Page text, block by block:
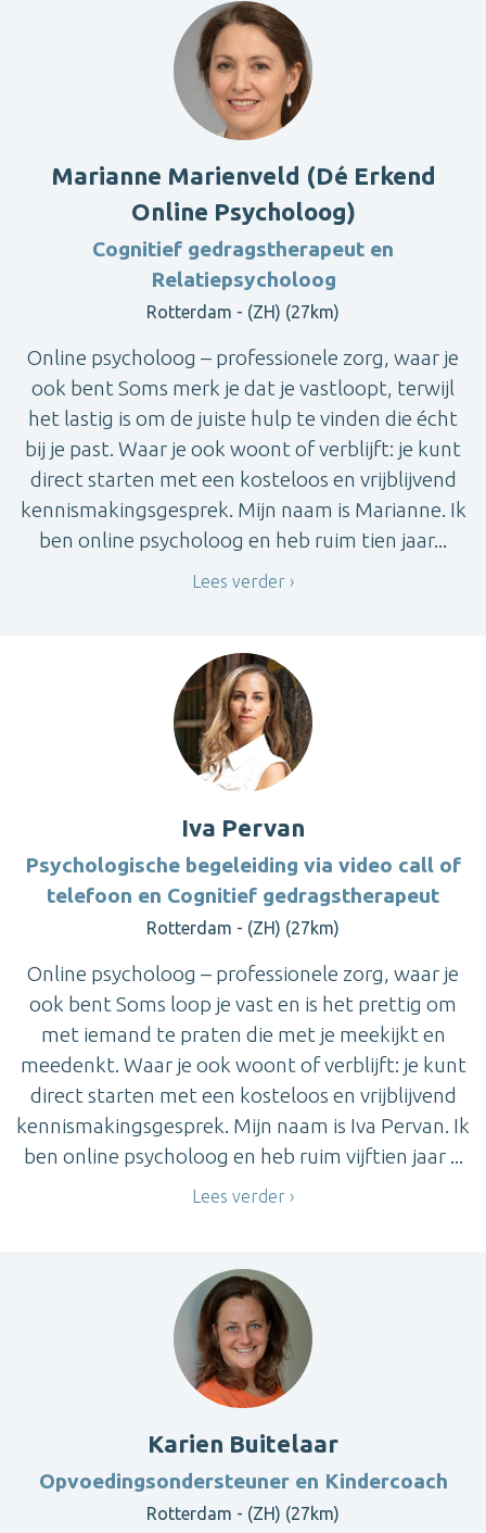
Marianne Marienveld (Dé Erkend
Online Psycholoog)
Cognitief gedragstherapeut en
Relatiepsycholoog
Rotterdam - (ZH) (27km)
Online psycholoog – professionele zorg, waar je
ook bent Soms merk je dat je vastloopt, terwijl
het lastig is om de juiste hulp te vinden die écht
bij je past. Waar je ook woont of verblijft: je kunt
direct starten met een kosteloos en vrijblijvend
kennismakingsgesprek. Mijn naam is Marianne. Ik
ben online psycholoog en heb ruim tien jaar...
Lees verder
Iva Pervan
Psychologische begeleiding via video call of
telefoon en Cognitief gedragstherapeut
Rotterdam - (ZH) (27km)
Online psycholoog – professionele zorg, waar je
ook bent Soms loop je vast en is het prettig om
met iemand te praten die met je meekijkt en
meedenkt. Waar je ook woont of verblijft: je kunt
direct starten met een kosteloos en vrijblijvend
kennismakingsgesprek. Mijn naam is Iva Pervan. Ik
ben online psycholoog en heb ruim vijftien jaar ...
Lees verder
Karien Buitelaar
Opvoedingsondersteuner en Kindercoach
Rotterdam - (ZH) (27km)